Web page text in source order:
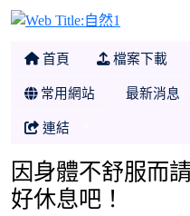
首頁 檔案下載
常用網站 最新消息
連結
因身體不舒服而
好休息吧！